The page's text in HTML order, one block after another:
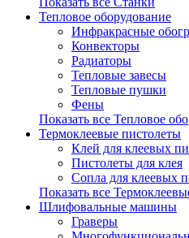
Тепловое оборудование
Инфракрасные
Конвекторы
Радиаторы
Тепловые завесы
Тепловые пушки
Фены
Показать все Тепловое
Термоклеевые пистолеты
Клей для клеевых
Пистолеты для клея
Сопла для клеевых
Показать все
Шлифовальные машины
Граверы